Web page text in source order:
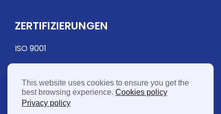
This website uses cookies to ensure you get the
best browsing experience. Cookies policy
Privacy policy
ZERTIFIZIERUNGEN
ISO 9001